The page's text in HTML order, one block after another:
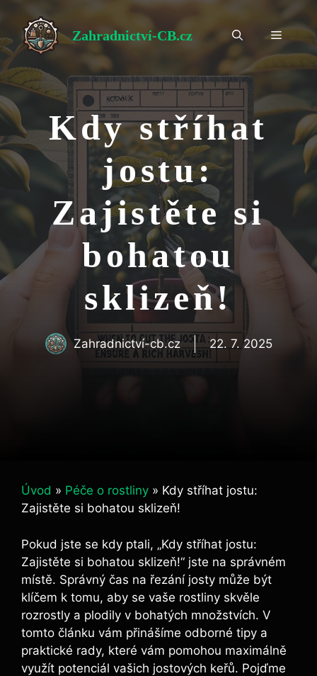
obsah
Zahradnictví-CB.cz Menu
Kdy stříhat
jostu:
Zajistěte si
bohatou
sklizeň!
Zahradnictví-cb.cz 22. 7. 2025
Úvod » Péče o rostliny » Kdy stříhat jostu:
Zajistěte si bohatou sklizeň!
Pokud jste se​ kdy ‌ptali, „Kdy stříhat jostu:
Zajistěte si⁢ bohatou sklizeň!“ jste na správném
místě. Správný čas‍ na řezání josty může být
klíčem k tomu, aby se vaše rostliny skvěle⁣
rozrostly a plodily v bohatých množstvích. V
tomto článku vám přinášíme ⁣odborné tipy a
praktické rady, které vám pomohou maximálně
využít potenciál vašich jostových keřů. Pojďme